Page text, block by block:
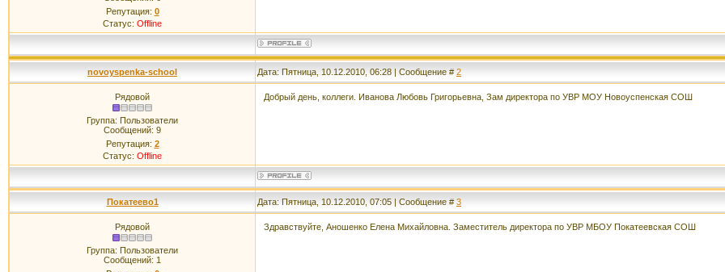
Репутация: 0
Статус: Offline
novoyspenka-school Дата: Пятница, 10.12.2010, 06:28 | Сообщение #2
Рядовой
Группа: Пользователи
Сообщений: 9
Репутация: 2
Статус: Offline
Добрый день, коллеги. Иванова Любовь Григорьевна, Зам директора по УВР МОУ Новоуспенская СОШ
Покатеево1 Дата: Пятница, 10.12.2010, 07:05 | Сообщение #3
Рядовой
Группа: Пользователи
Сообщений: 1
Здравствуйте, Аношенко Елена Михайловна. Заместитель директора по УВР МБОУ Покатеевская СОШ